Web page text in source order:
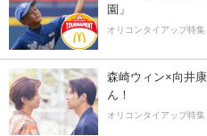
園」
オリコンタイアップ特集
森崎ウィン×向井
ん！
オリコンタイアップ特集